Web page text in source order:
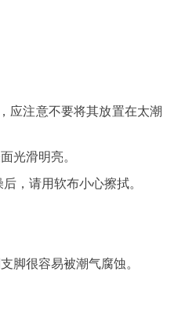
应注意不要将其放置在太潮
光滑明亮。
，请用软布小心擦拭。
脚很容易被潮气腐蚀。